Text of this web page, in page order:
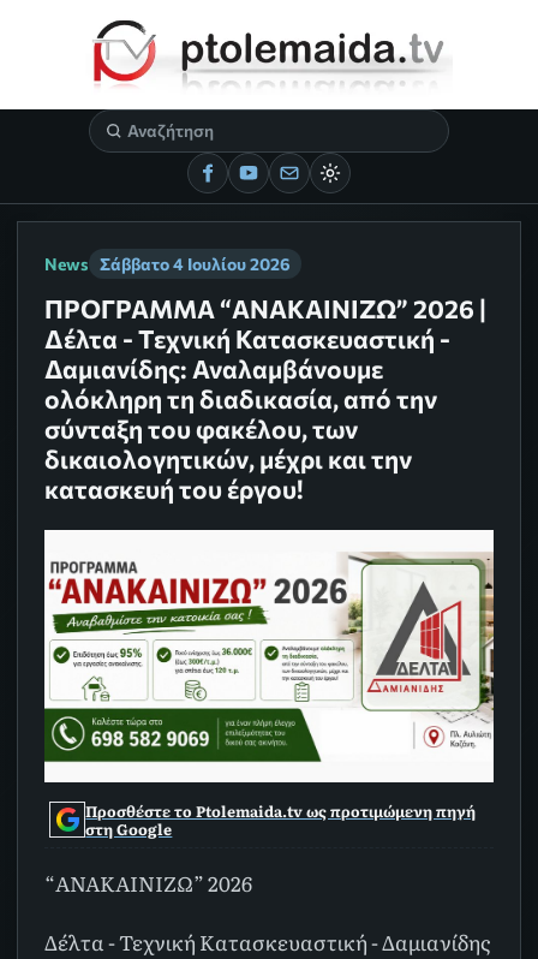
News Σάββατο 4 Ιουλίου 2026
ΠΡΟΓΡΑΜΜΑ “ΑΝΑΚΑΙΝΙΖΩ” 2026 |
Δέλτα - Τεχνική Κατασκευαστική -
Δαμιανίδης: Αναλαμβάνουμε
ολόκληρη τη διαδικασία, από την
σύνταξη του φακέλου, των
δικαιολογητικών, μέχρι και την
κατασκευή του έργου!
Προσθέστε το Ptolemaida.tv ως προτιμώμενη πηγή
στη Google
“ΑΝΑΚΑΙΝΙΖΩ” 2026
Δέλτα - Τεχνική Κατασκευαστική - Δαμιανίδης